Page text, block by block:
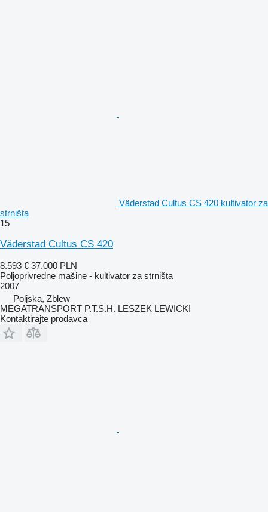
Väderstad Cultus CS 420 kultivator za
strništa
15
Väderstad Cultus CS 420
8.593 € 37.000 PLN
Poljoprivredne mašine - kultivator za strništa
2007
Poljska, Zblew
MEGATRANSPORT P.T.S.H. LESZEK LEWICKI
Kontaktirajte prodavca